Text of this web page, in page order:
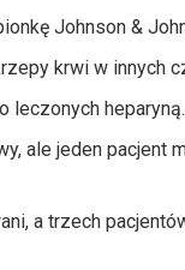
Johnson &
krwi w innych
leczonych heparyną.
ale jeden pacjent
a trzech